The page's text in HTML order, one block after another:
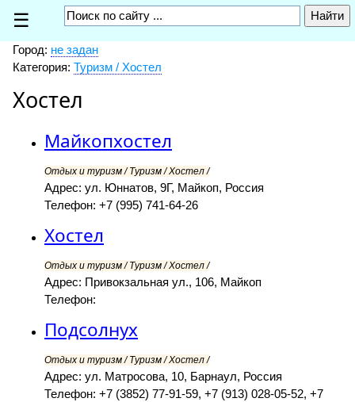
☰
Город: не задан
Категория: Туризм / Хостел
Хостел
Майкопхостел
Отдых и туризм / Туризм / Хостел /
Адрес: ул. Юннатов, 9Г, Майкоп, Россия
Телефон: +7 (995) 741-64-26
Хостел
Отдых и туризм / Туризм / Хостел /
Адрес: Привокзальная ул., 106, Майкоп
Телефон:
Подсолнух
Отдых и туризм / Туризм / Хостел /
Адрес: ул. Матросова, 10, Барнаул, Россия
Телефон: +7 (3852) 77-91-59, +7 (913) 028-05-52, +7